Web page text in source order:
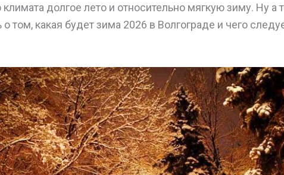
климата долгое лето и относительно мягкую зиму. Ну а
том, какая будет зима 2026 в Волгограде и чего